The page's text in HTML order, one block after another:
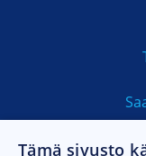
Tämä sivusto